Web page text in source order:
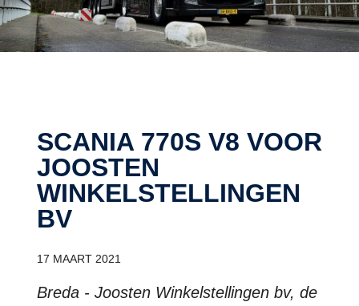
SCANIA 770S V8 VOOR
JOOSTEN
WINKELSTELLINGEN
BV
17 MAART 2021
Breda - Joosten Winkelstellingen bv, de